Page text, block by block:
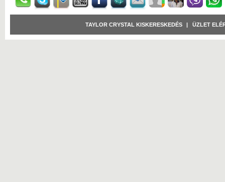
TAYLOR CRYSTAL KISKERESKEDÉS | ÜZLET